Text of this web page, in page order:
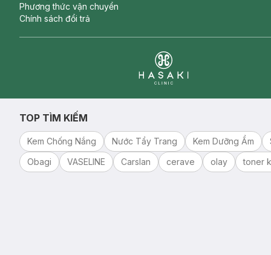
Phương thức vận chuyển
Chính sách đổi trả
TOP TÌM KIẾM
Kem Chống Nắng Nước Tẩy Trang Kem Dưỡng Ẩm
Obagi
VASELINE Carslan cerave olay toner